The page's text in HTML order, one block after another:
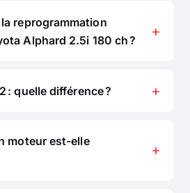
reprogrammation
Alphard 2.5i 180 ch ?
: quelle différence ?
moteur est-elle